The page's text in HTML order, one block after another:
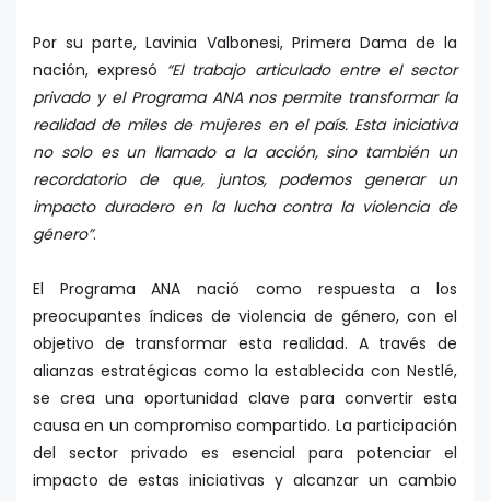
Por su parte, Lavinia Valbonesi, Primera Dama de la
nación, expresó “El trabajo articulado entre el sector
privado y el Programa ANA nos permite transformar la
realidad de miles de mujeres en el país. Esta iniciativa
no solo es un llamado a la acción, sino también un
recordatorio de que, juntos, podemos generar un
impacto duradero en la lucha contra la violencia de
género”.
El Programa ANA nació como respuesta a los
preocupantes índices de violencia de género, con el
objetivo de transformar esta realidad. A través de
alianzas estratégicas como la establecida con Nestlé,
se crea una oportunidad clave para convertir esta
causa en un compromiso compartido. La participación
del sector privado es esencial para potenciar el
impacto de estas iniciativas y alcanzar un cambio